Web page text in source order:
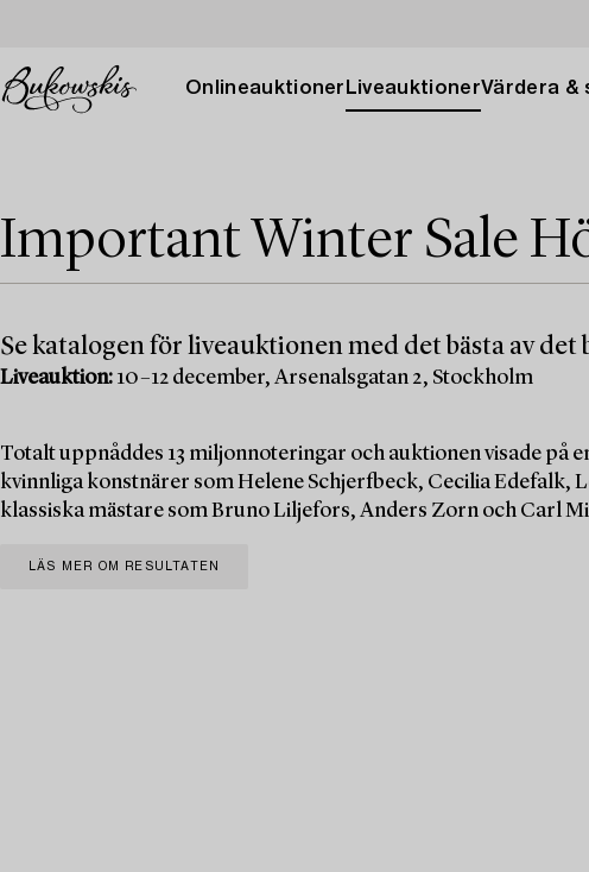
Onlineauktioner LiveauktionerVärdera &
Important Winter Sale
Se katalogen för liveauktionen med det bästa av det
Liveauktion: 10–12 december, Arsenalsgatan 2, Stockholm
Totalt uppnåddes 13 miljonnoteringar och auktionen visade på
kvinnliga konstnärer som Helene Schjerfbeck, Cecilia Edefalk,
klassiska mästare som Bruno Liljefors, Anders Zorn och Carl
LÄS MER OM RESULTATEN